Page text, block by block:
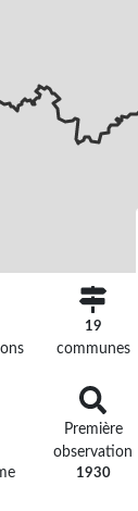
19
communes
Première
observation
1930